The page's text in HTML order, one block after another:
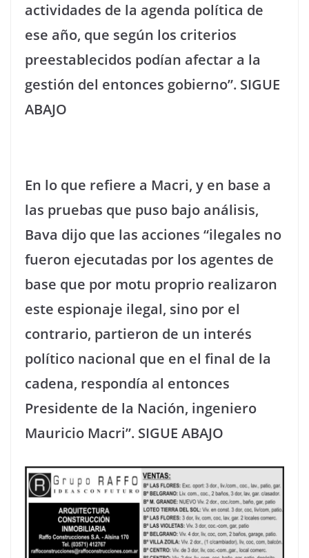
actividades de la agenda política de
ese año, que según los criterios
preestablecidos podían afectar a la
gestión del entonces gobierno”. SIGUE
ABAJO
En lo que refiere a Macri, y en base a
las pruebas que puso bajo análisis,
Bava dijo que las acciones “ilegales no
fueron ejecutadas por los agentes de
base que por motu proprio realizaron
este espionaje ilegal, sino por el
contrario, partieron de un interés
político nacional que en el final de la
cadena, respondía al entonces
Presidente de la Nación, ingeniero
Mauricio Macri”. SIGUE ABAJO